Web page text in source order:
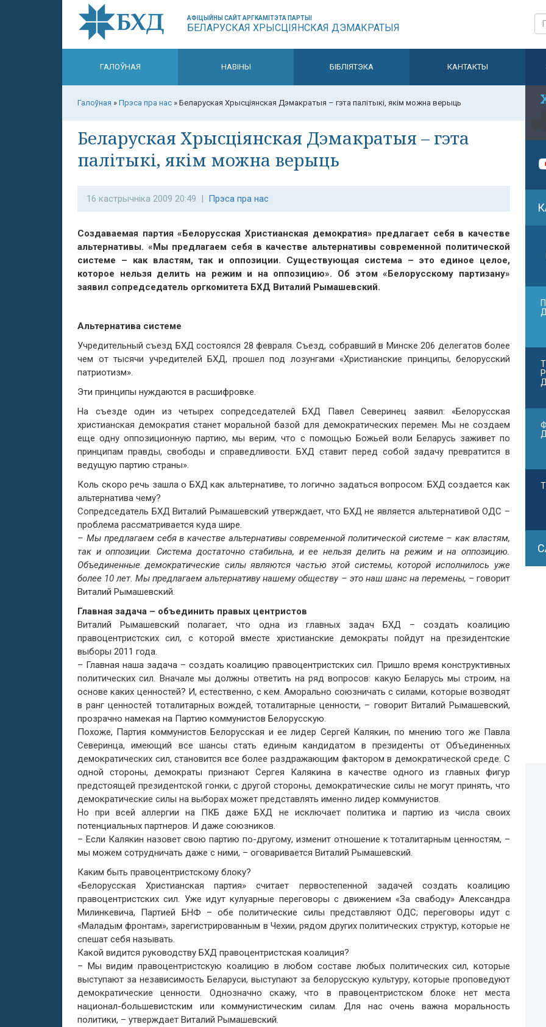
АФІЦЫЙНЫ САЙТ АРГКАМІТЭТА ПАРТЫІ
БЕЛАРУСКАЯ ХРЫСЦІЯНСКАЯ ДЭМАКРАТЫЯ
ГАЛОЎНАЯ НАВІНЫ БІБЛІЯТЭКА КАНТАКТЫ
Галоўная » Прэса пра нас » Беларуская Хрысціянская Дэмакратыя – гэта палітыкі, якім можна верыць
Беларуская Хрысціянская Дэмакратыя – гэта
палітыкі, якім можна верыць
16 кастрычніка 2009 20:49 | Прэса пра нас
Создаваемая партия «Белорусская Христианская демократия» предлагает себя в качестве
альтернативы. «Мы предлагаем себя в качестве альтернативы современной политической
системе – как властям, так и оппозиции. Существующая система – это единое целое,
которое нельзя делить на режим и на оппозицию». Об этом «Белорусскому партизану»
заявил сопредседатель оргкомитета БХД Виталий Рымашевский.
Альтернатива системе
Учредительный съезд БХД состоялся 28 февраля. Съезд, собравший в Минске 206 делегатов более
чем от тысячи учредителей БХД, прошел под лозунгами «Христианские принципы, белорусский
патриотизм».
Эти принципы нуждаются в расшифровке.
На съезде один из четырех сопредседателей БХД Павел Северинец заявил: «Белорусская
христианская демократия станет моральной базой для демократических перемен. Мы не создаем
еще одну оппозиционную партию, мы верим, что с помощью Божьей воли Беларусь заживет по
принципам правды, свободы и справедливости. БХД ставит перед собой задачу превратится в
ведущую партию страны».
Коль скоро речь зашла о БХД как альтернативе, то логично задаться вопросом: БХД создается как
альтернатива чему?
Сопредседатель БХД Виталий Рымашевский утверждает, что БХД не является альтернативой ОДС –
проблема рассматривается куда шире.
– Мы предлагаем себя в качестве альтернативы современной политической системе – как властям,
так и оппозиции. Система достаточно стабильна, и ее нельзя делить на режим и на оппозицию.
Объединенные демократические силы являются частью этой системы, которой исполнилось уже
более 10 лет. Мы предлагаем альтернативу нашему обществу – это наш шанс на перемены, – говорит
Виталий Рымашевский.
Главная задача – объединить правых центристов
Виталий Рымашевский полагает, что одна из главных задач БХД – создать коалицию
правоцентристских сил, с которой вместе христианские демократы пойдут на президентские
выборы 2011 года.
– Главная наша задача – создать коалицию правоцентристских сил. Пришло время конструктивных
политических сил. Вначале мы должны ответить на ряд вопросов: какую Беларусь мы строим, на
основе каких ценностей? И, естественно, с кем. Аморально союзничать с силами, которые возводят
в ранг ценностей тоталитарных вождей, тоталитарные ценности, – говорит Виталий Рымашевский,
прозрачно намекая на Партию коммунистов Белорусскую.
Похоже, Партия коммунистов Белорусская и ее лидер Сергей Калякин, по мнению того же Павла
Северинца, имеющий все шансы стать единым кандидатом в президенты от Объединенных
демократических сил, становится все более раздражающим фактором в демократической среде. С
одной стороны, демократы признают Сергея Калякина в качестве одного из главных фигур
предстоящей президентской гонки, с другой стороны, демократические силы не могут принять, что
демократические силы на выборах может представлять именно лидер коммунистов.
Но при всей аллергии на ПКБ даже БХД не исключает политика и партию из числа своих
потенциальных партнеров. И даже союзников.
– Если Калякин назовет свою партию по-другому, изменит отношение к тоталитарным ценностям, –
мы можем сотрудничать даже с ними, – оговаривается Виталий Рымашевский.
Каким быть правоцентристскому блоку?
«Белорусская Христианская партия» считает первостепенной задачей создать коалицию
правоцентристских сил. Уже идут кулуарные переговоры с движением «За свабоду» Александра
Милинкевича, Партией БНФ – обе политические силы представляют ОДС; переговоры идут с
«Маладым фронтам», зарегистрированным в Чехии, рядом других политических структур, которые не
спешат себя называть.
Какой видится руководству БХД правоцентристская коалиция?
– Мы видим правоцентристскую коалицию в любом составе любых политических сил, которые
выступают за независимость Беларуси, выступают за белорусскую культуру, которые проповедуют
демократические ценности. Однозначно скажу, что в правоцентристском блоке нет места
национал-большевистским или коммунистическим силам. Для нас очень важна моральность
политики, – утверждает Виталий Рымашевский.